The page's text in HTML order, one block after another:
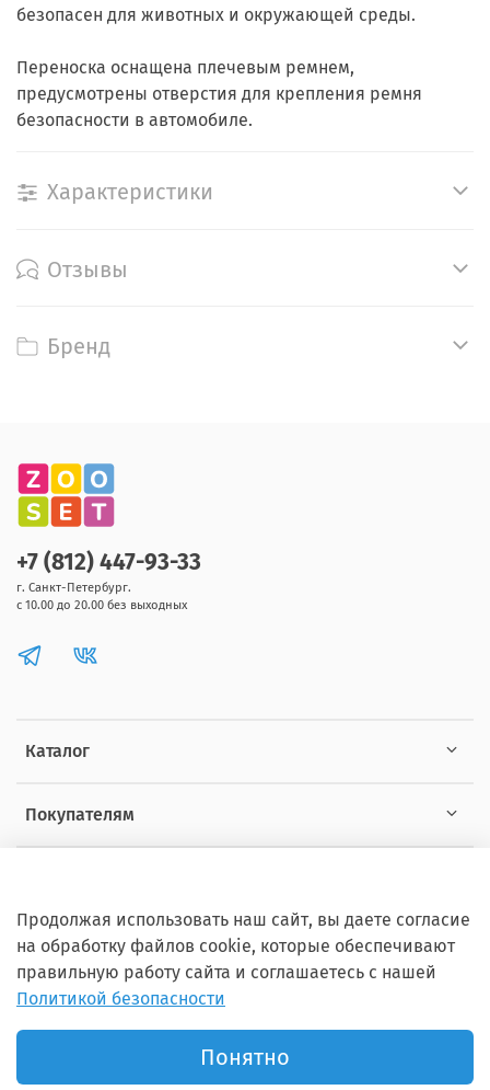
безопасен для животных и окружающей среды.
Переноска оснащена плечевым ремнем,
предусмотрены отверстия для крепления ремня
безопасности в автомобиле.
Характеристики
Отзывы
Бренд
Каталог
Покупателям
+7 (812) 447-93-33
г. Санкт-Петербург.
с 10.00 до 20.00 без выходных
Copyright © 2012 - 2026 ZOOSET Все права защищены.
Продолжая использовать наш сайт, вы даете согласие
на обработку файлов cookie, которые обеспечивают
правильную работу сайта и соглашаетесь с нашей
Политикой безопасности
Понятно